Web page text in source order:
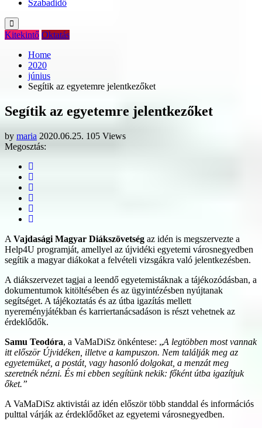
Szabadidő
Kitekintő Oktatás
Home
2020
június
Segítik az egyetemre jelentkezőket
Segítik az egyetemre jelentkezőket
by maria 2020.06.25. 105 Views
Megosztás:
A Vajdasági Magyar Diákszövetség az idén is megszervezte a
Help4U programját, amellyel az újvidéki egyetemi városnegyedben
segítik a magyar diákokat a felvételi vizsgákra való jelentkezésben.
A diákszervezet tagjai a leendő egyetemistáknak a tájékozódásban, a
dokumentumok kitöltésében és az ügyintézésben nyújtanak
segítséget. A tájékoztatás és az útba igazítás mellett
nyereményjátékban és karriertanácsadáson is részt vehetnek az
érdeklődők.
Samu Teodóra, a VaMaDiSz önkéntese: „A legtöbben most vannak
itt először Újvidéken, illetve a kampuszon. Nem találják meg az
egyetemüket, a postát, vagy hasonló dolgokat, a menzát meg
szeretnék nézni. És mi ebben segítünk nekik: főként útba igazítjuk
őket.”
A VaMaDiSz aktivistái az idén először több standdal és információs
pulttal várják az érdeklődőket az egyetemi városnegyedben.